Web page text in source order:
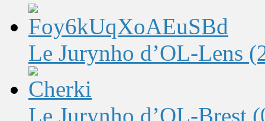
Le Jurynho d’OL-Lens
Le Jurynho d’OL-Brest